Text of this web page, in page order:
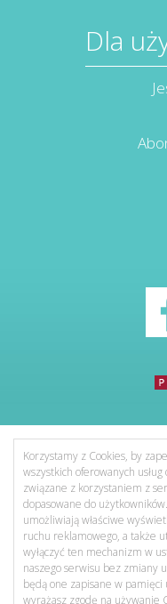
Dla
Korzystamy z Cookies, by
wszystkich oferowanych
związane z korzystaniem z
dopasowane do
umożliwiają właściwe
ruchu reklamowego, a także
wyłączyć ten mechanizm w
naszego serwisu bez zmiany
będą one zapisane w
wyrażasz zgodę na używanie